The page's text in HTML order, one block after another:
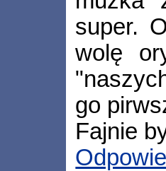
super.
wolę
go
Fajnie